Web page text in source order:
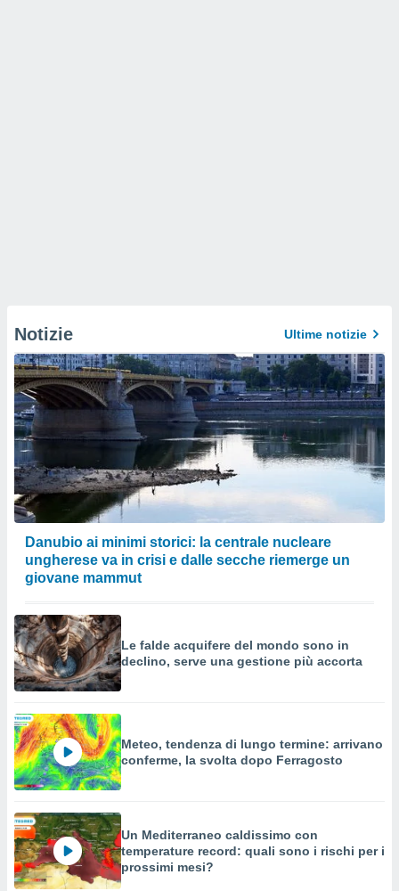
Notizie Ultime notizie
Danubio ai minimi storici: la centrale nucleare
ungherese va in crisi e dalle secche riemerge un
giovane mammut
Le falde acquifere del mondo sono in
declino, serve una gestione più accorta
Meteo, tendenza di lungo termine: arrivano
conferme, la svolta dopo Ferragosto
Un Mediterraneo caldissimo con
temperature record: quali sono i rischi per i
prossimi mesi?